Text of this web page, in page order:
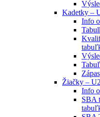
Kadetky –
Info
Žiačky –
Info
SBA